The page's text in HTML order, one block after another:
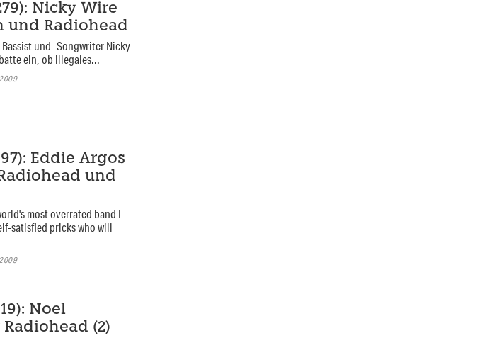
Nicky Wire
und Radiohead
und -Songwriter Nicky
ein, ob illegales...
Eddie Argos
und
most overrated band I
satisfied pricks who will
Noel
(2)